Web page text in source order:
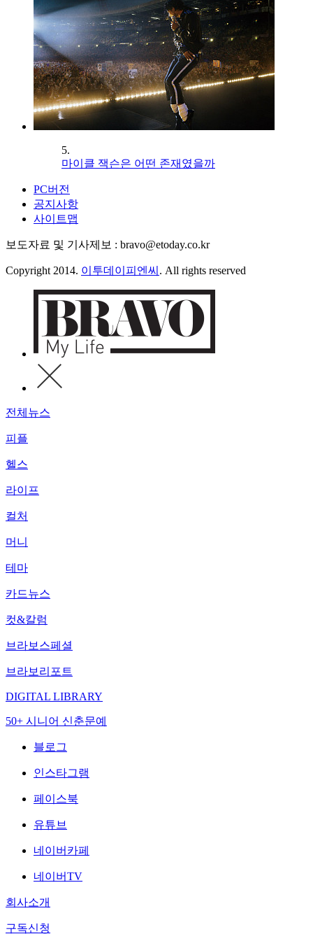
5.
마이클 잭슨은 어떤 존재였을까
PC버전
공지사항
사이트맵
보도자료 및 기사제보 : bravo@etoday.co.kr
Copyright 2014. 이투데이피엔씨 . All rights reserved
전체뉴스
피플
헬스
라이프
컬처
머니
테마
카드뉴스
컷&칼럼
브라보스페셜
브라보리포트
DIGITAL LIBRARY
50+ 시니어 신춘문예
블로그
인스타그램
페이스북
유튜브
네이버카페
네이버TV
회사소개
구독신청